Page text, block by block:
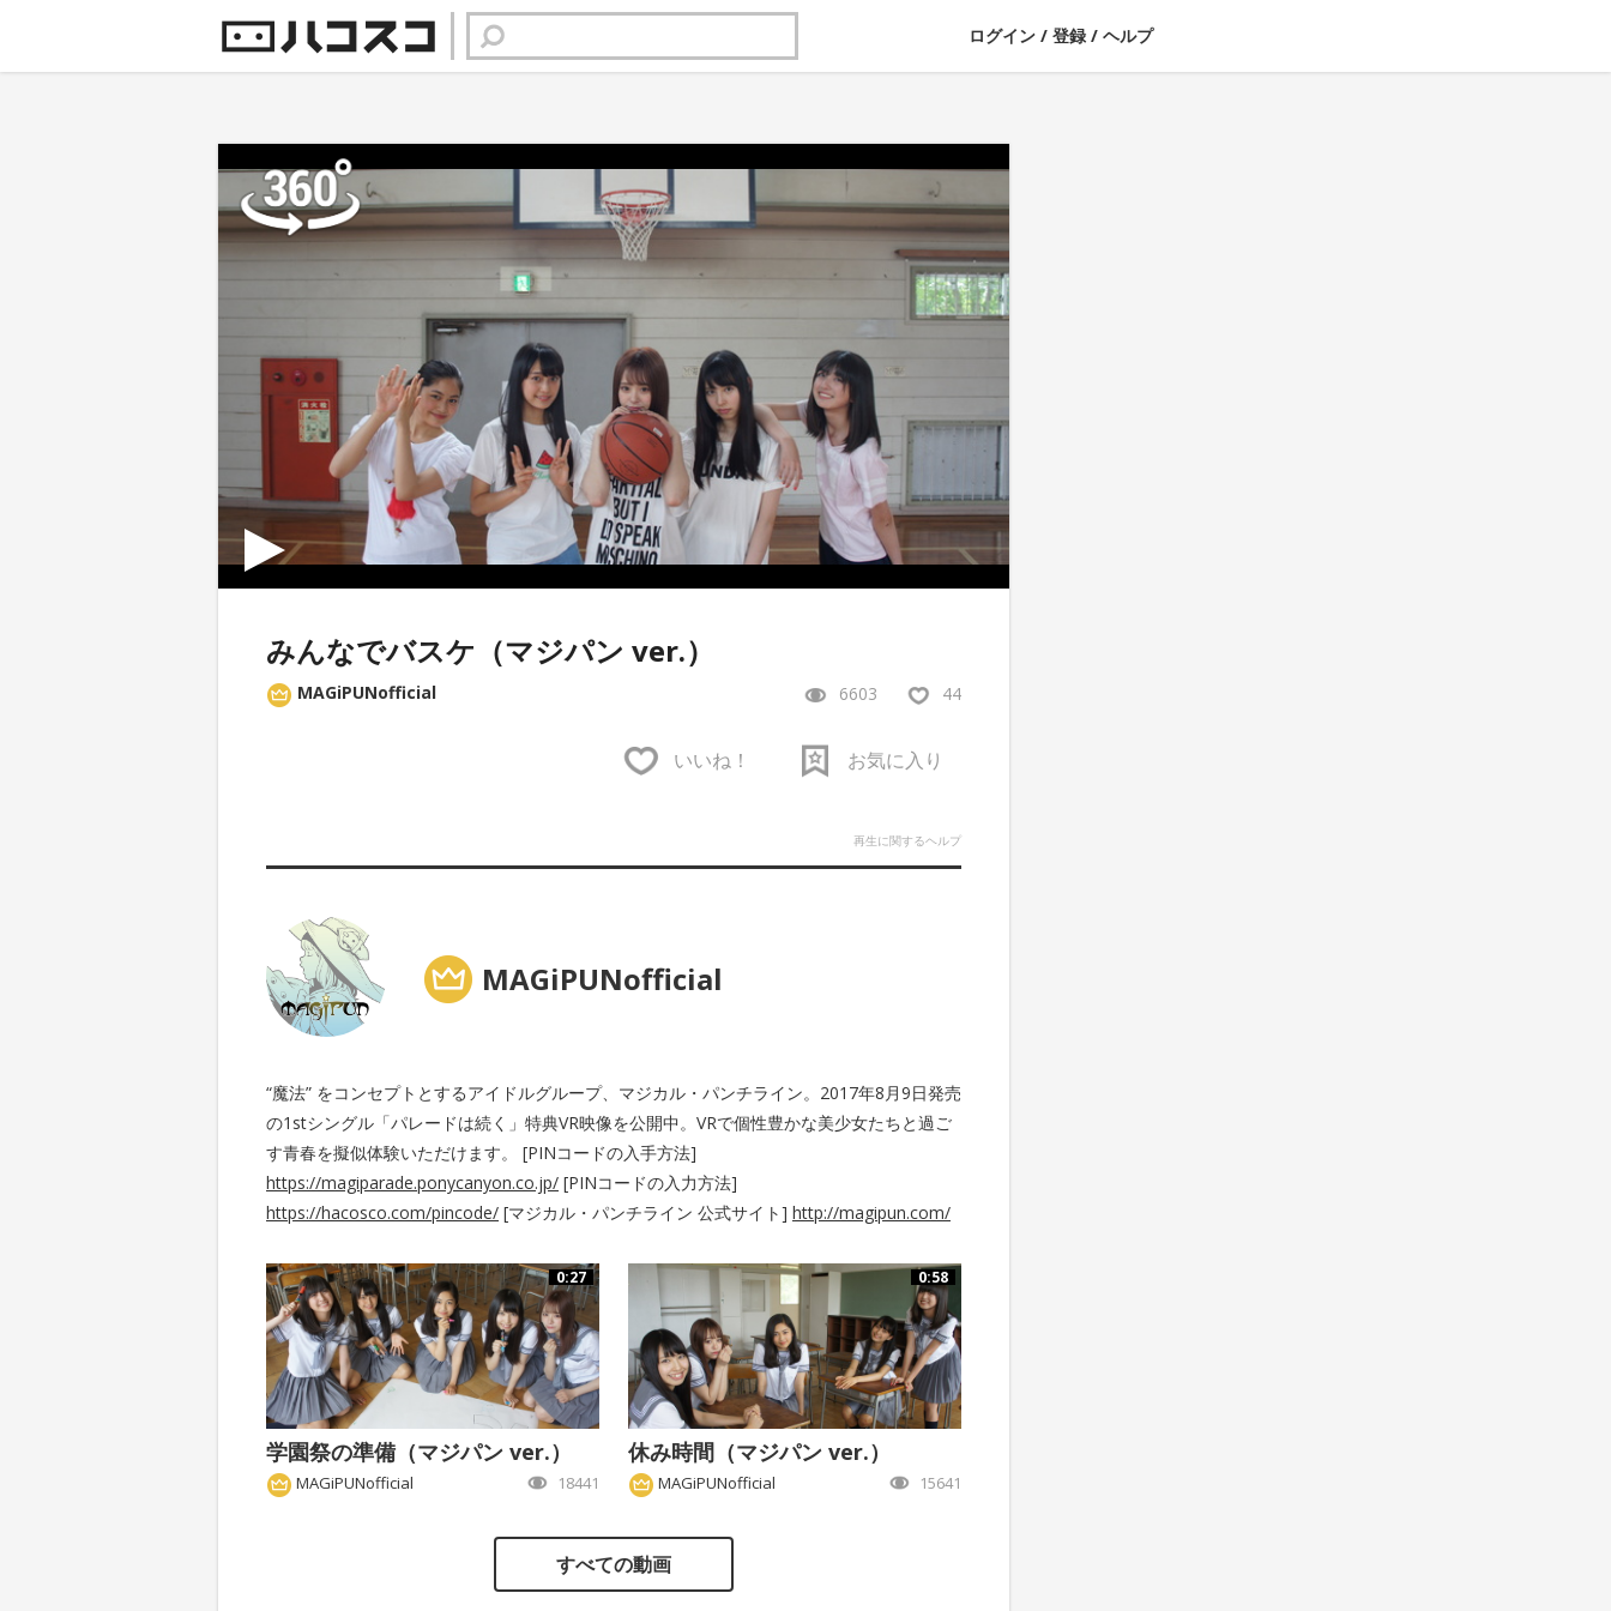
ログイン / 登録 / ヘルプ
みんなでバスケ（マジパン ver.）
MAGiPUNofficial 6603 44
いいね！ お気に入り
再生に関するヘルプ
MAGiPUNofficial
“魔法” をコンセプトとするアイドルグループ、マジカル・パンチライン。2017年8月9日発売
の1stシングル「パレードは続く」特典VR映像を公開中。VRで個性豊かな美少女たちと過ご
す青春を擬似体験いただけます。 [PINコードの入手方法]
https://magiparade.ponycanyon.co.jp/ [PINコードの入力方法]
https://hacosco.com/pincode/ [マジカル・パンチライン 公式サイト] http://magipun.com/
0:27
学園祭の準備（マジパン ver.）
MAGiPUNofficial 18441
0:58
休み時間（マジパン ver.）
MAGiPUNofficial 15641
すべての動画